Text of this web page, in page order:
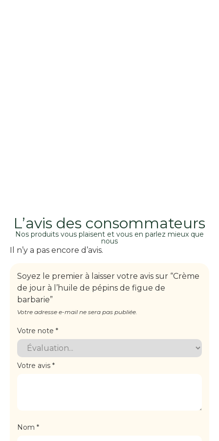
L’avis des consommateurs
Nos produits vous plaisent et vous en parlez mieux que
nous
Il n’y a pas encore d’avis.
Soyez le premier à laisser votre avis sur “Crème
de jour à l’huile de pépins de figue de
barbarie”
Votre adresse e-mail ne sera pas publiée.
Votre note *
Votre avis *
Nom *